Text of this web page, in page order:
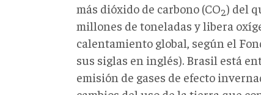
más dióxido de carbono (CO2) del
millones de toneladas y libera
calentamiento global, según el
sus siglas en inglés). Brasil está
emisión de gases de efecto